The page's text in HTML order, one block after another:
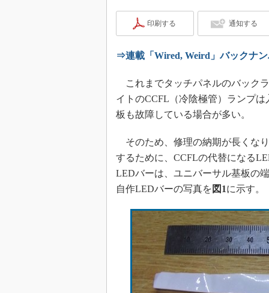
記録計／データロガーの
アナログ設計のきほん／
めざせ高効率！ モーター
Bluetooth mesh入門
最新記事一覧
計測器メーカーから見た
USB Type-Cの登場で評
う変わる？
編】
IoT時代の無線規格を知る
印刷する 通知する
⇒連載「Wired, Weird」バックナ
これまでタッチパネルのバック
イトのCCFL（冷陰極管）ランプ
板も故障している場合が多い。
そのため、修理の納期が長くな
するために、CCFLの代替になる
LEDバーは、ユニバーサル基板の
自作LEDバーの写真を 図1に示す。